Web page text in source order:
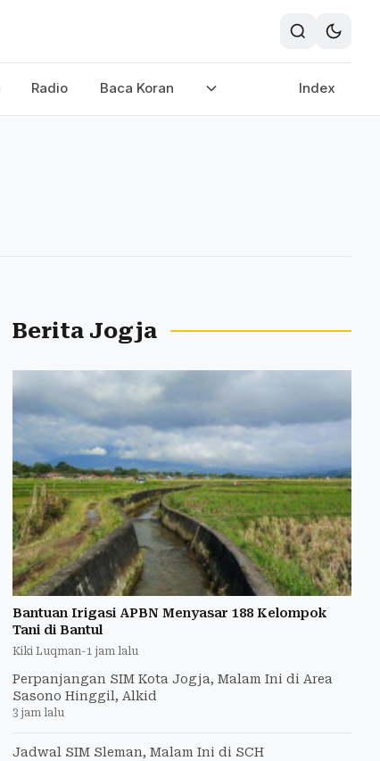
Radio Baca Koran Index
Berita Jogja
Bantuan Irigasi APBN Menyasar 188 Kelompok
Tani di Bantul
Kiki Luqman-1 jam lalu
Perpanjangan SIM Kota Jogja, Malam Ini di Area
Sasono Hinggil, Alkid
3 jam lalu
Jadwal SIM Sleman, Malam Ini di SCH